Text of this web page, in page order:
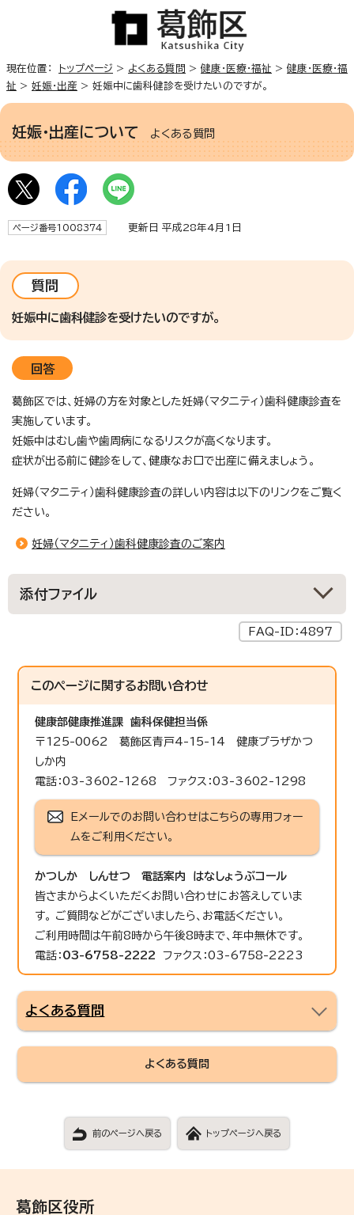
現在位置： トップページ > よくある質問 > 健康・医療・福祉 > 健康・医療・福
祉 > 妊娠・出産 > 妊娠中に歯科健診を受けたいのですが。
妊娠・出産について よくある質問
ページ番号1008374 更新日 平成28年4月1日
質問
妊娠中に歯科健診を受けたいのですが。
回答
葛飾区では、妊婦の方を対象とした妊婦（マタニティ）歯科健康診査を
実施しています。
妊娠中はむし歯や歯周病になるリスクが高くなります。
症状が出る前に健診をして、健康なお口で出産に備えましょう。
妊婦（マタニティ）歯科健康診査の詳しい内容は以下のリンクをご覧く
ださい。
妊婦（マタニティ）歯科健康診査のご案内
添付ファイル
FAQ-ID：4897
このページに関するお問い合わせ
健康部健康推進課 歯科保健担当係
〒125-0062 葛飾区青戸4-15-14 健康プラザかつ
しか内
電話：03-3602-1268 ファクス：03-3602-1298
Eメールでのお問い合わせはこちらの専用フォー
ムをご利用ください。
かつしか しんせつ 電話案内 はなしょうぶコール
皆さまからよくいただくお問い合わせにお答えしていま
す。 ご質問などがございましたら、お電話ください。
ご利用時間は午前8時から午後8時まで、年中無休です。
電話： 03-6758-2222 ファクス：03-6758-2223
よくある質問
よくある質問
前のページへ戻る トップページへ戻る
葛飾区役所